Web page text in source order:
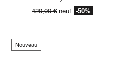
420,00 € neuf -50%
Nouveau